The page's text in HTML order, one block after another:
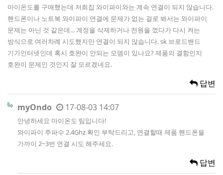
마이온도를 구매했는데 저희집 와이파이와는 계속 연결이 되지 않습니다.
핸드폰이나 노트북 와이파이 연결에 문제가 없는 걸로 봐서는 와이파이
문제는 아닌 것 같은데... 계정을 삭제하거나 전원을 껐다가 다시 켜는
방식으로 여러차례 시도했지만 연결이 되지 않습니다. sk 브로드밴드
기가인터넷인데 혹시 호완이 안되는 모뎀이 있나요? 제품의 결함인지
호완이 문제인 것인지 잘 모르겠네요.
답변
myOndo 17-08-03 14:07
안녕하세요 마이온도 팀입니다!
와이파이 주파수 2.4Ghz 확인 부탁드리고, 연결할때 제품 핸드폰을
가까이 2~3번 연결 시도 해주세요.
답변